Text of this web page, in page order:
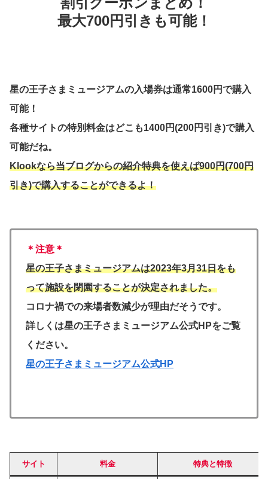
最大700円引きも可能！
星の王子さまミュージアムの入場券は通常1600円で購入
可能！
各種サイトの特別料金はどこも1400円(200円引き)で購入
可能だね。
Klookなら当ブログからの紹介特典を使えば900円(700円
引き)で購入することができるよ！
＊注意＊
星の王子さまミュージアムは2023年3月31日をも
って施設を閉園することが決定されました。
コロナ禍での来場者数減少が理由だそうです。
詳しくは星の王子さまミュージアム公式HPをご覧
ください。
星の王子さまミュージアム公式HP
サイト 料金 特典と特徴